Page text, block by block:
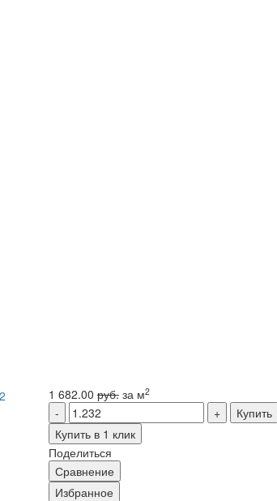
1 682.00руб.за м2
Купить
Купить в 1 клик
Поделиться
Сравнение
Избранное